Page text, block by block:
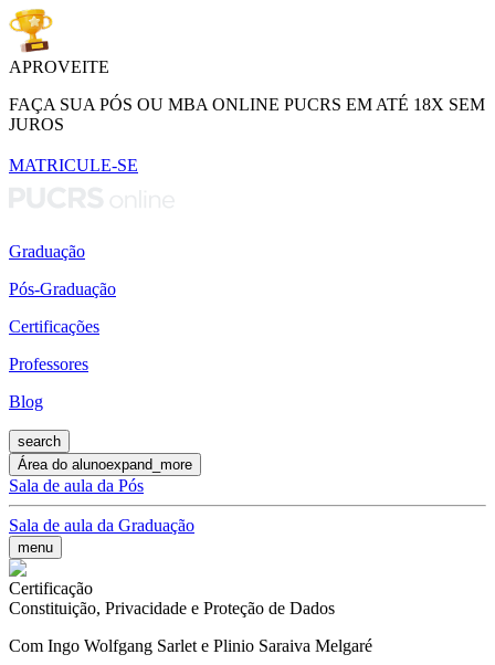
APROVEITE
FAÇA SUA PÓS OU MBA ONLINE PUCRS EM ATÉ 18X SEM
JUROS
MATRICULE-SE
Graduação
Pós-Graduação
Certificações
Professores
Blog
search
Área do alunoexpand_more
Sala de aula da Pós
Sala de aula da Graduação
menu
Certificação
Constituição, Privacidade e Proteção de Dados
Com Ingo Wolfgang Sarlet e Plinio Saraiva Melgaré